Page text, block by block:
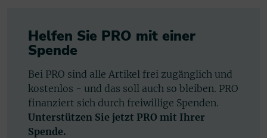
Helfen Sie PRO mit einer
Spende
Bei PRO sind alle Artikel frei zugänglich und
kostenlos - und das soll auch so bleiben. PRO
finanziert sich durch freiwillige Spenden.
Unterstützen Sie jetzt PRO mit Ihrer
Spende.